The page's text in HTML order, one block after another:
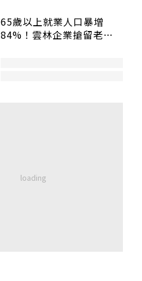
65歲以上就業人口暴增
84%！雲林企業搶留老員